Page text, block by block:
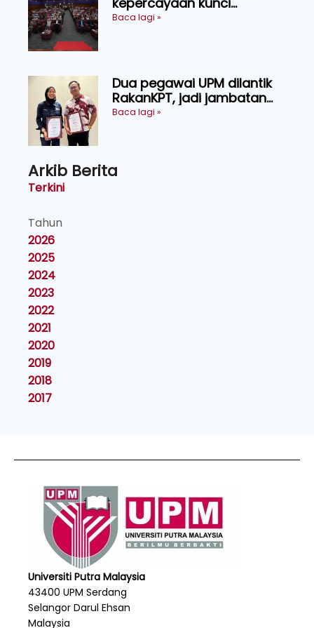
kecemerlangan institusi -
Baca lagi »
Dua pegawai UPM dilantik
RakanKPT, jadi jambatan
maklumat ke akar umbi
Baca lagi »
Arkib Berita
Terkini
Tahun
2026
2025
2024
2023
2022
2021
2020
2019
2018
2017
Universiti Putra Malaysia
43400 UPM Serdang
Selangor Darul Ehsan
Malaysia